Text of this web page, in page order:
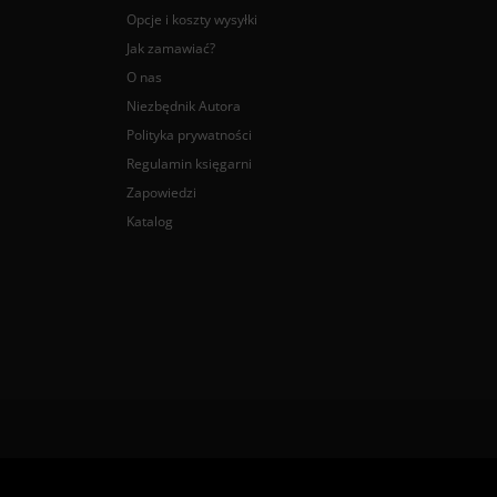
Opcje i koszty wysyłki
Jak zamawiać?
O nas
Niezbędnik Autora
Polityka prywatności
Regulamin księgarni
Zapowiedzi
Katalog